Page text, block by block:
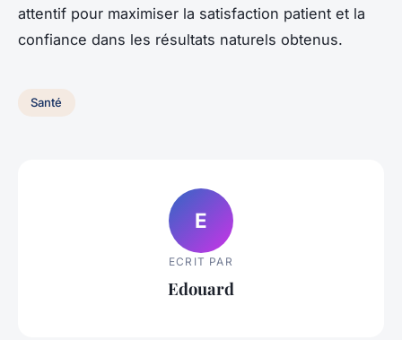
attentif pour maximiser la satisfaction patient et la
confiance dans les résultats naturels obtenus.
Santé
E
ECRIT PAR
Edouard